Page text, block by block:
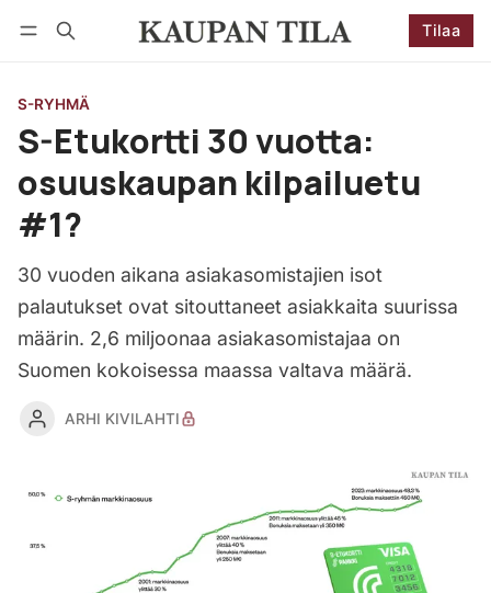
Tilaa
S-RYHMÄ
S-Etukortti 30 vuotta:
osuuskaupan kilpailuetu
#1?
30 vuoden aikana asiakasomistajien isot
palautukset ovat sitouttaneet asiakkaita suurissa
määrin. 2,6 miljoonaa asiakasomistajaa on
Suomen kokoisessa maassa valtava määrä.
ARHI KIVILAHTI